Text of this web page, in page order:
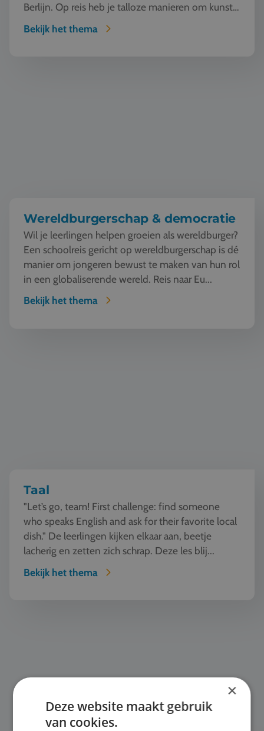
Berlijn. Op reis heb je talloze manieren om kunst
te beleven en...
Bekijk het thema
Wereldburgerschap & democratie
Wil je leerlingen helpen groeien als wereldburger?
Een schoolreis gericht op wereldburgerschap is dé
manier om jongeren bewust te maken van hun rol
in een globaliserende wereld. Reis naar Eu...
Bekijk het thema
Taal
"Let’s go, team! First challenge: find someone
who speaks English and ask for their favorite local
dish." De leerlingen kijken elkaar aan, beetje
lacherig en zetten zich schrap. Deze les blij...
Bekijk het thema
×
Deze website maakt gebruik
van cookies.